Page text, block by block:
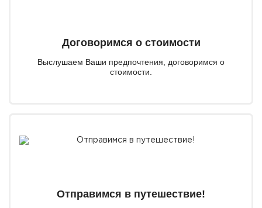
Договоримся о стоимости
Выслушаем Ваши предпочтения, договоримся о
стоимости.
Отправимся в путешествие!